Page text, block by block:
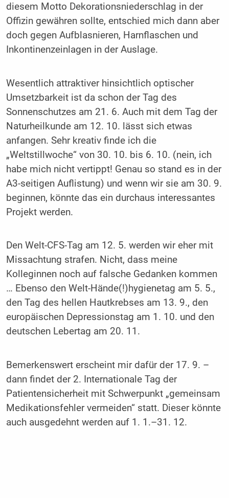
diesem Motto Dekorationsniederschlag in der
Offizin gewähren sollte, entschied mich dann aber
doch gegen Aufblasnieren, Harnflaschen und
Inkontinenzeinlagen in der Auslage.
Wesentlich attraktiver hinsichtlich optischer
Umsetzbarkeit ist da schon der Tag des
Sonnenschutzes am 21. 6. Auch mit dem Tag der
Naturheilkunde am 12. 10. lässt sich etwas
anfangen. Sehr kreativ finde ich die
„Weltstillwoche“ von 30. 10. bis 6. 10. (nein, ich
habe mich nicht vertippt! Genau so stand es in der
A3-seitigen Auflistung) und wenn wir sie am 30. 9.
beginnen, könnte das ein durchaus interessantes
Projekt werden.
Den Welt-CFS-Tag am 12. 5. werden wir eher mit
Missachtung strafen. Nicht, dass meine
Kolleginnen noch auf falsche Gedanken kommen
… Ebenso den Welt-Hände(!)hygienetag am 5. 5.,
den Tag des hellen Hautkrebses am 13. 9., den
europäischen Depressionstag am 1. 10. und den
deutschen Lebertag am 20. 11.
Bemerkenswert erscheint mir dafür der 17. 9. –
dann findet der 2. Internationale Tag der
Patientensicherheit mit Schwerpunkt „gemeinsam
Medikationsfehler vermeiden“ statt. Dieser könnte
auch ausgedehnt werden auf 1. 1.–31. 12.